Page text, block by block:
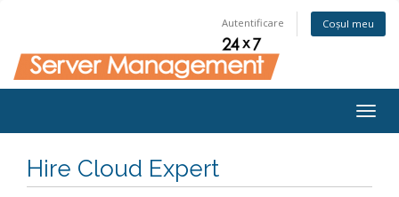
Autentificare Coșul meu
Hire Cloud Expert